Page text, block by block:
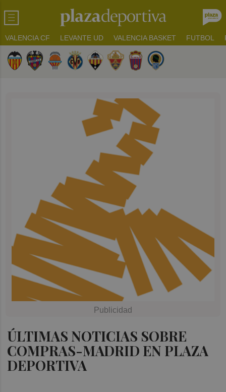
VALENCIA CF LEVANTE UD VALENCIA BASKET FUTBOL
ÚLTIMAS NOTICIAS SOBRE
COMPRAS-MADRID EN PLAZA
DEPORTIVA